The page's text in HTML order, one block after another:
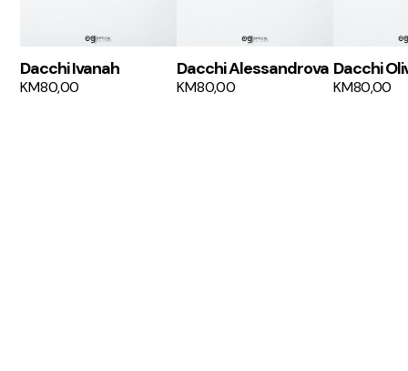
Dacchi Ivanah
KM80,00
Dacchi Alessandrova
KM80,00
Dacchi
KM80,00